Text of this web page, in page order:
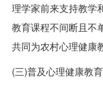
理学家前来支持教学
教育课程不间断且不
共同为农村心理健康
(三)普及心理健康教